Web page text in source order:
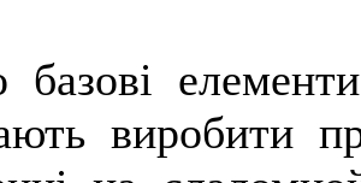
базові
виробити